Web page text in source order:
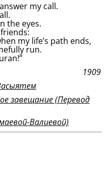
my call.
the eyes.
my life’s path ends,
run.
1909
завещание (Перевод
Валиевой)